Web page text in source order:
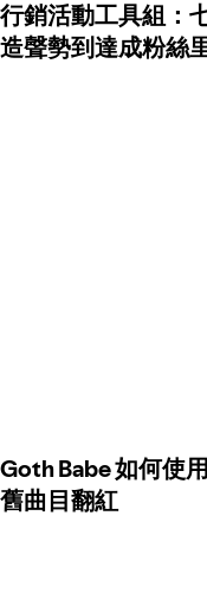
行銷活動工具組：
造聲勢到達成粉絲
Goth Babe 如何使
舊曲目翻紅